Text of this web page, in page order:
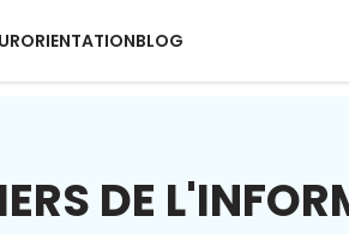
ORIENTATIONBLOG
DE